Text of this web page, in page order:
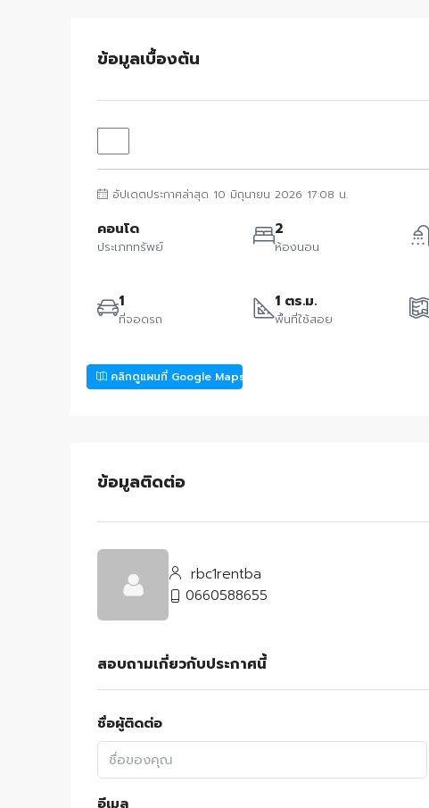
ข้อมูลเบื้องต้น
อัปเดตประกาศล่าสุด 10 มิถุนายน 2026 17:08 น.
คอนโด
ประเภททรัพย์
2
ห้องนอน
1
ที่จอดรถ
1 ตร.ม.
พื้นที่ใช้สอย
คลิกดูแผนที่ Google Maps
ข้อมูลติดต่อ
rbc1rentba
0660588655
สอบถามเกี่ยวกับประกาศนี้
ชื่อผู้ติดต่อ
อีเมล